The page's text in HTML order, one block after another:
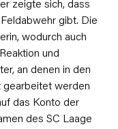
zeigte sich, dass
gibt. Die
wodurch auch
und
an denen in den
gearbeitet werden
das Konto der
des SC Laage